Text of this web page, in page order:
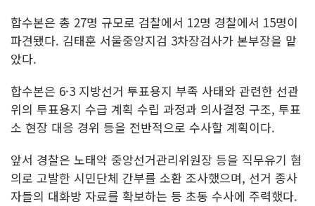
합수본은 총 27명 규모로 검찰에서 12명 경찰에서 15명이
파견됐다. 김태훈 서울중앙지검 3차장검사가 본부장을 맡
았다.
합수본은 6·3 지방선거 투표용지 부족 사태와 관련한 선관
위의 투표용지 수급 계획 수립 과정과 의사결정 구조, 투표
소 현장 대응 경위 등을 전반적으로 수사할 계획이다.
앞서 경찰은 노태악 중앙선거관리위원장 등을 직무유기 혐
의로 고발한 시민단체 간부를 소환 조사했으며, 선거 종사
자들의 대화방 자료를 확보하는 등 초동 수사에 주력했다.